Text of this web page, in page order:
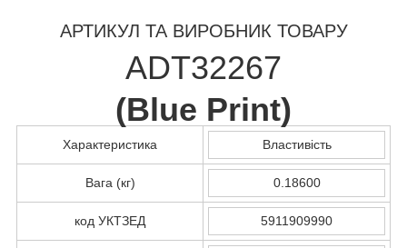
АРТИКУЛ ТА ВИРОБНИК ТОВАРУ
ADT32267
(Blue Print)
Характеристика Властивість
Вага (кг) 0.18600
код УКТЗЕД 5911909990